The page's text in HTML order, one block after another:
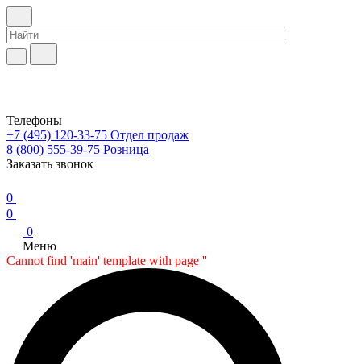
Телефоны
+7 (495) 120-33-75 Отдел продаж
8 (800) 555-39-75 Розница
Заказать звонок
0
0
0
Меню
Cannot find 'main' template with page ''